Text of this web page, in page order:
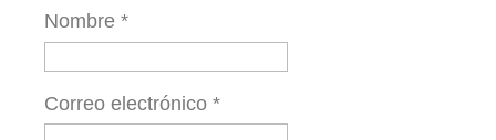
Nombre *
Correo electrónico *